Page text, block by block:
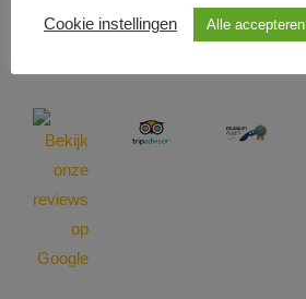
Ruinenbewertungen und
Cookie instellingen Alle accepteren